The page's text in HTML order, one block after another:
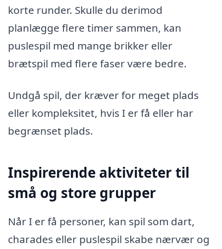
korte runder. Skulle du derimod
planlægge flere timer sammen, kan
puslespil med mange brikker eller
brætspil med flere faser være bedre.
Undgå spil, der kræver for meget plads
eller kompleksitet, hvis I er få eller har
begrænset plads.
Inspirerende aktiviteter til
små og store grupper
Når I er få personer, kan spil som dart,
charades eller puslespil skabe nærvær og